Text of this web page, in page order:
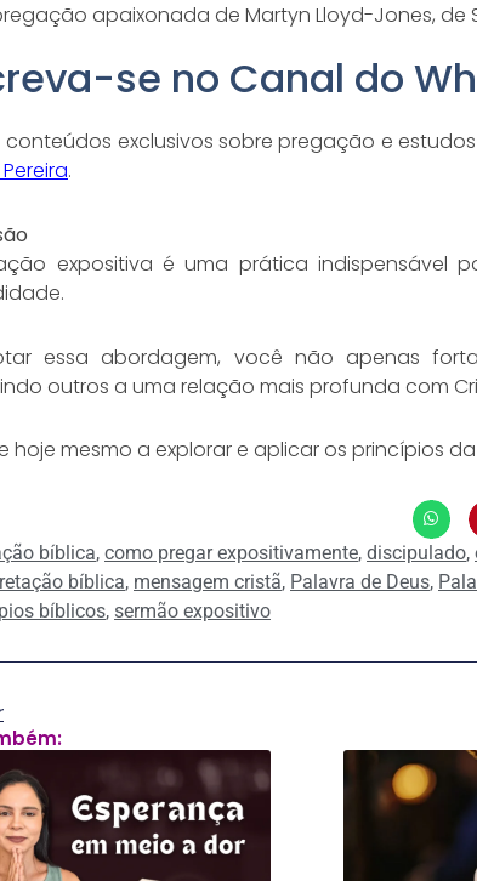
apaixonada de Martyn Lloyd-Jones, de
se no Canal do
conteúdos exclusivos sobre pregação e
.
expositiva é uma prática indispensável
essa abordagem, você não apenas
outros a uma relação mais profunda com
hoje mesmo a explorar e aplicar os princípios
bíblica, como pregar expositivamente, discipulado,
bíblica, mensagem cristã, Palavra de Deus,
bíblicos, sermão expositivo